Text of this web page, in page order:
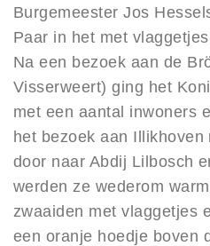
Burgemeester Jos
Paar in het met
Na een bezoek aan de
Visserweert) ging het
met een aantal inwoners
het bezoek aan
door naar Abdij Lilbosch
werden ze wederom
zwaaiden met vlaggetjes
een oranje hoedje boven